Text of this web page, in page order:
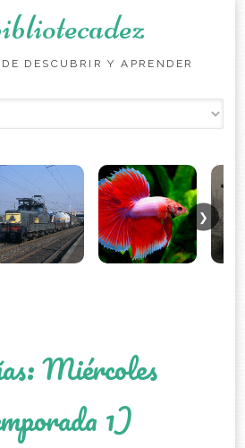
DESCUBRIR Y APRENDER
❯
Miércoles
1)